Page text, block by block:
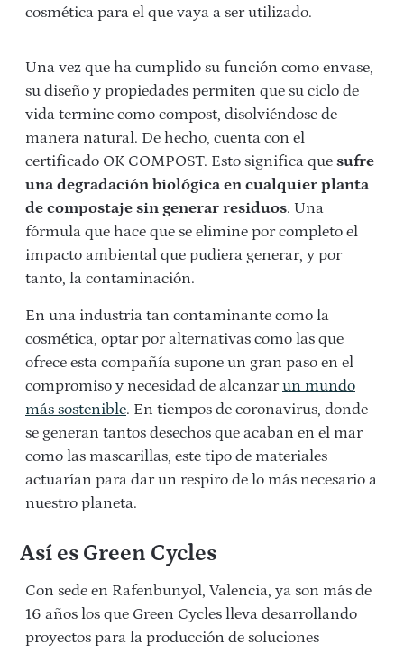
cosmética para el que vaya a ser utilizado.
Una vez que ha cumplido su función como envase,
su diseño y propiedades permiten que su ciclo de
vida termine como compost, disolviéndose de
manera natural. De hecho, cuenta con el
certificado OK COMPOST. Esto significa que sufre
una degradación biológica en cualquier planta
de compostaje sin generar residuos. Una
fórmula que hace que se elimine por completo el
impacto ambiental que pudiera generar, y por
tanto, la contaminación.
En una industria tan contaminante como la
cosmética, optar por alternativas como las que
ofrece esta compañía supone un gran paso en el
compromiso y necesidad de alcanzarun mundo
más sostenible. En tiempos de coronavirus, donde
se generan tantos desechos que acaban en el mar
como las mascarillas, este tipo de materiales
actuarían para dar un respiro de lo más necesario a
nuestro planeta.
Así es Green Cycles
Con sede en Rafenbunyol, Valencia, ya son más de
16 años los que Green Cycles lleva desarrollando
proyectos para la producción de soluciones